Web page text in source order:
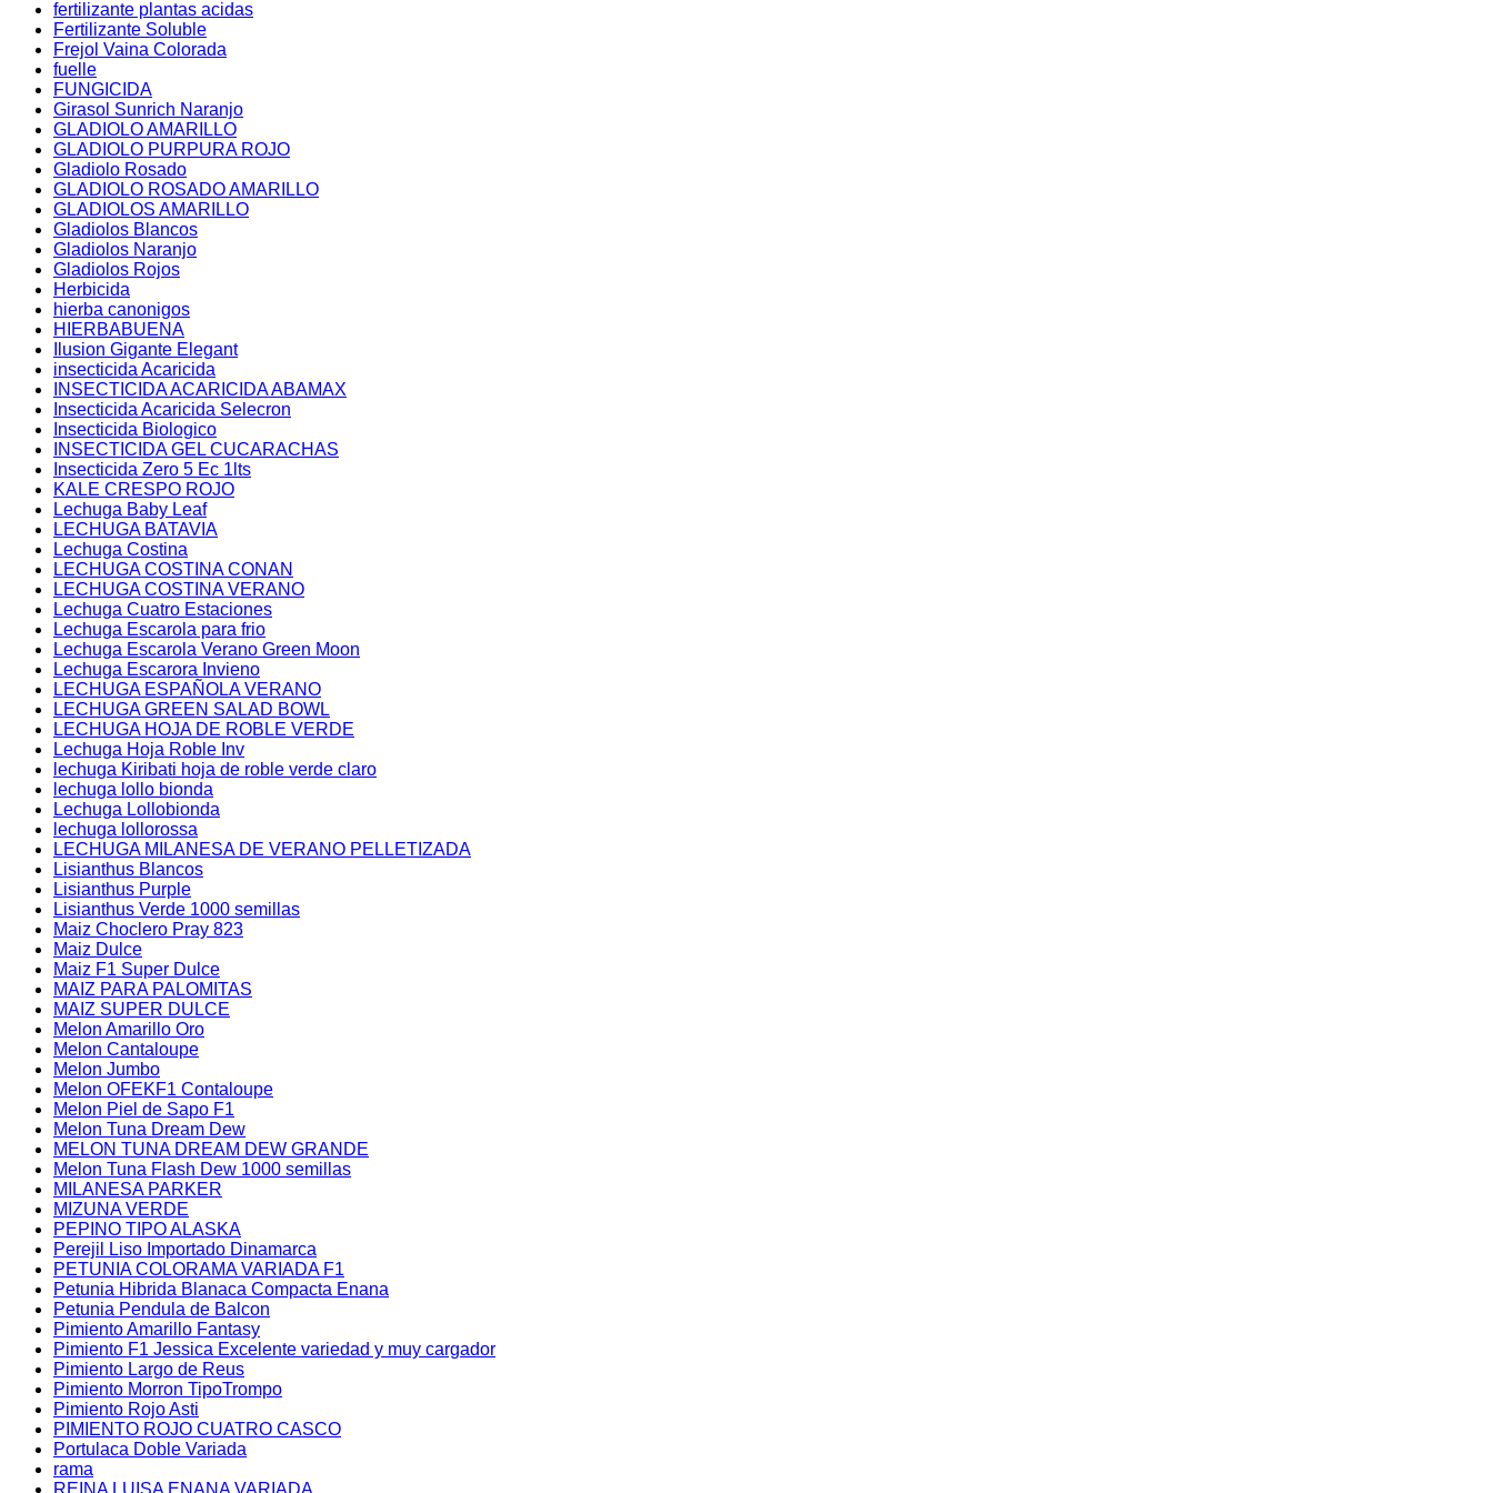
fertilizante plantas acidas
Fertilizante Soluble
Frejol Vaina Colorada
fuelle
FUNGICIDA
Girasol Sunrich Naranjo
GLADIOLO AMARILLO
GLADIOLO PURPURA ROJO
Gladiolo Rosado
GLADIOLO ROSADO AMARILLO
GLADIOLOS AMARILLO
Gladiolos Blancos
Gladiolos Naranjo
Gladiolos Rojos
Herbicida
hierba canonigos
HIERBABUENA
Ilusion Gigante Elegant
insecticida Acaricida
INSECTICIDA ACARICIDA ABAMAX
Insecticida Acaricida Selecron
Insecticida Biologico
INSECTICIDA GEL CUCARACHAS
Insecticida Zero 5 Ec 1lts
KALE CRESPO ROJO
Lechuga Baby Leaf
LECHUGA BATAVIA
Lechuga Costina
LECHUGA COSTINA CONAN
LECHUGA COSTINA VERANO
Lechuga Cuatro Estaciones
Lechuga Escarola para frio
Lechuga Escarola Verano Green Moon
Lechuga Escarora Invieno
LECHUGA ESPAÑOLA VERANO
LECHUGA GREEN SALAD BOWL
LECHUGA HOJA DE ROBLE VERDE
Lechuga Hoja Roble Inv
lechuga Kiribati hoja de roble verde claro
lechuga lollo bionda
Lechuga Lollobionda
lechuga lollorossa
LECHUGA MILANESA DE VERANO PELLETIZADA
Lisianthus Blancos
Lisianthus Purple
Lisianthus Verde 1000 semillas
Maiz Choclero Pray 823
Maiz Dulce
Maiz F1 Super Dulce
MAIZ PARA PALOMITAS
MAIZ SUPER DULCE
Melon Amarillo Oro
Melon Cantaloupe
Melon Jumbo
Melon OFEKF1 Contaloupe
Melon Piel de Sapo F1
Melon Tuna Dream Dew
MELON TUNA DREAM DEW GRANDE
Melon Tuna Flash Dew 1000 semillas
MILANESA PARKER
MIZUNA VERDE
PEPINO TIPO ALASKA
Perejil Liso Importado Dinamarca
PETUNIA COLORAMA VARIADA F1
Petunia Hibrida Blanaca Compacta Enana
Petunia Pendula de Balcon
Pimiento Amarillo Fantasy
Pimiento F1 Jessica Excelente variedad y muy cargador
Pimiento Largo de Reus
Pimiento Morron TipoTrompo
Pimiento Rojo Asti
PIMIENTO ROJO CUATRO CASCO
Portulaca Doble Variada
rama
REINA LUISA ENANA VARIADA